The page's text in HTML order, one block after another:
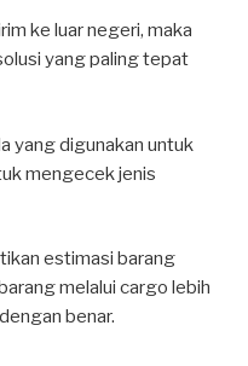
ke luar negeri, maka
yang paling tepat
yang digunakan untuk
mengecek jenis
estimasi barang
melalui cargo lebih
benar.